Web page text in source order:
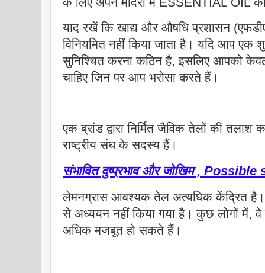
याद रखें कि खाद्य और औषधि प्रशासन
विनियमित नहीं किया जाता है। यदि आप एक
सुनिश्चित करना कठिन है, इसलिए आपको
चाहिए जिन पर आप भरोसा करते हैं।
एक ब्रांड द्वारा निर्मित जैविक तेलों की
राष्ट्रीय संघ के सदस्य हैं।
संभावित दुष्प्रभाव और जोखिम ,
लेमनग्रास आवश्यक तेल अत्यधिक केंद्रित है।
से अध्ययन नहीं किया गया है। कुछ लोगों में, वे
अधिक मजबूत हो सकते हैं।